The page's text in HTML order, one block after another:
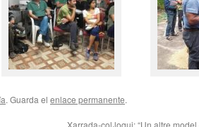
. Guarda el enlace permanente.
Xarrada-col·loqui: “Un altre